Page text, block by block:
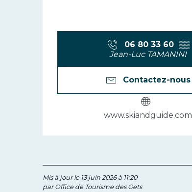
06 80 33 60 ▒▒
Jean-Luc TAMANINI
Contactez-nous
www.skiandguide.com
Mis à jour le 13 juin 2026 à 11:20
par Office de Tourisme des Gets